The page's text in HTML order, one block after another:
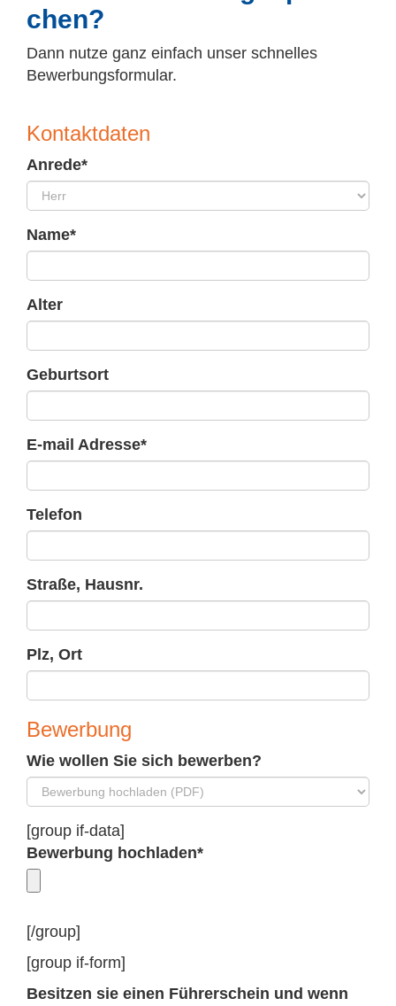
chen?
Dann nutze ganz einfach unser schnelles
Bewerbungsformular.
Kon­takt­da­ten
Anrede*
Name*
Alter
Geburtsort
E-mail Adresse*
Telefon
Straße, Hausnr.
Plz, Ort
Be­wer­bung
Wie wollen Sie sich bewerben?
[group if-data]
Bewerbung hochladen*
[/group]
[group if-form]
Besitzen sie einen Führerschein und wenn